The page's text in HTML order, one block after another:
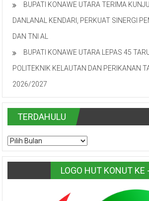
BUPATI KONAWE UTARA TERIMA
DANLANAL KENDARI, PERKUAT SINERGI
DAN TNI AL
BUPATI KONAWE UTARA LEPAS 45
POLITEKNIK KELAUTAN DAN PERIKANAN
2026/2027
TERDAHULU
TERDAHULU
LOGO HUT KONUT KE